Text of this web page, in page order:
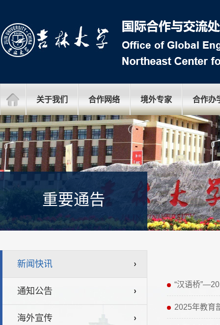
关于我们 合作网络 境外专家 合作办
重要通告
新闻快讯
通知公告
海外宣传
“汉语桥
2025年教育